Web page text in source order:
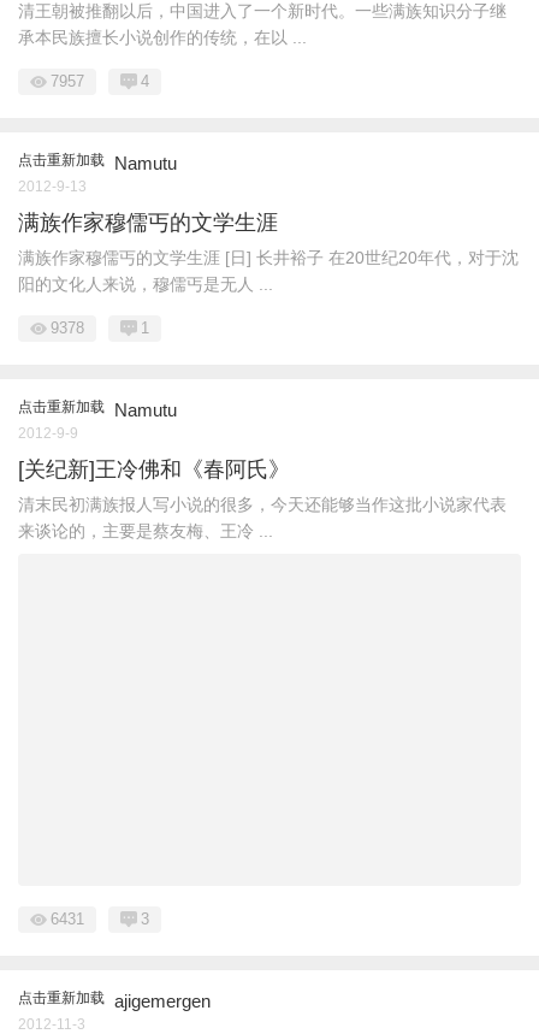
清王朝被推翻以后，中国进入了一个新时代。一些满族知识分子继
承本民族擅长小说创作的传统，在以 ...
7957 4
点击重新加载 Namutu
2012-9-13
满族作家穆儒丐的文学生涯
满族作家穆儒丐的文学生涯 [日] 长井裕子 在20世纪20年代，对于沈
阳的文化人来说，穆儒丐是无人 ...
9378 1
点击重新加载 Namutu
2012-9-9
[关纪新]王冷佛和《春阿氏》
清末民初满族报人写小说的很多，今天还能够当作这批小说家代表
来谈论的，主要是蔡友梅、王冷 ...
6431 3
点击重新加载 ajigemergen
2012-11-3